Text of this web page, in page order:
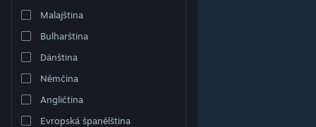
Malajština
Bulharština
Dánština
Němčina
Angličtina
Evropská španělština